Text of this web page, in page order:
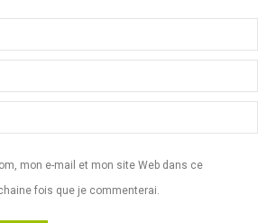
mon e-mail et mon site Web dans ce
fois que je commenterai.